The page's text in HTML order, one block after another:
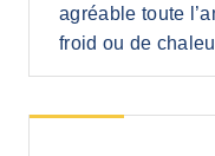
agréable toute
froid ou de